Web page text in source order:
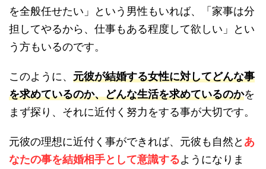
を全般任せたい」という男性もいれば、「家事は分
担してやるから、仕事もある程度して欲しい」とい
う方もいるのです。
このように、 元彼が結婚する女性に対してどんな事
を求めているのか、どんな生活を求めているのかを
まず探り、それに近付く努力をする事が大切です。
元彼の理想に近付く事ができれば、元彼も自然と あ
なたの事を結婚相手として意識するようになりま